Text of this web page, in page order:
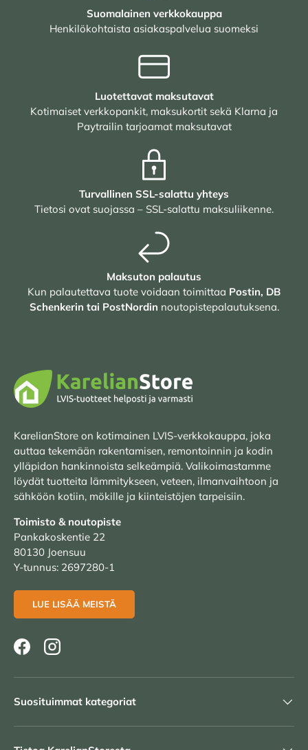
Suomalainen verkkokauppa
Henkilökohtaista asiakaspalvelua suomeksi
Luotettavat maksutavat
Kotimaiset verkkopankit, maksukortit sekä Klarna ja
Paytrailin tarjoamat maksutavat
Turvallinen SSL-salattu yhteys
Tietosi ovat suojassa – SSL-salattu maksuliikenne.
Maksuton palautus
Kun palautettava tuote voidaan toimittaa Postin, DB
Schenkerin tai PostNordin noutopistepalautuksena.
KarelianStore on kotimainen LVIS-verkkokauppa, joka
auttaa tekemään rakentamisen, remontoinnin ja kodin
ylläpidon hankinnoista selkeämpiä. Valikoimastamme
löydät tuotteita lämmitykseen, veteen, ilmanvaihtoon ja
sähköön kotiin, mökille ja kiinteistöjen tarpeisiin.
Toimisto & noutopiste
Pankakoskentie 22
80130 Joensuu
Y-tunnus: 2697280-1
LUE LISÄÄ MEISTÄ
FacebookInstagram
Suosituimmat kategoriat